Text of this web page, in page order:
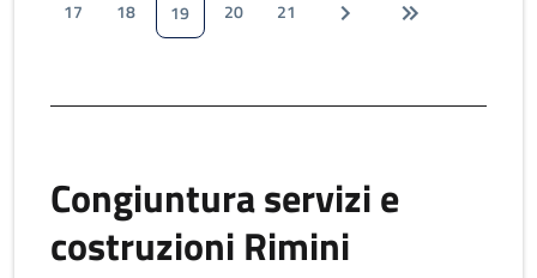
17
18 19 20 21
Congiuntura servizi e
costruzioni Rimini